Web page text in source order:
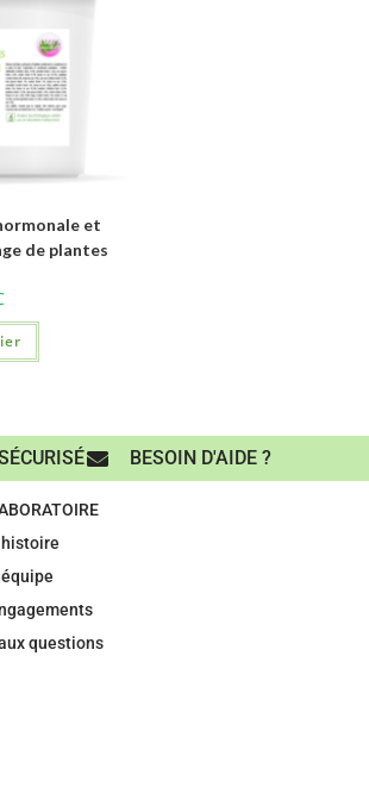
et
de plantes
BESOIN D'AIDE ?
questions